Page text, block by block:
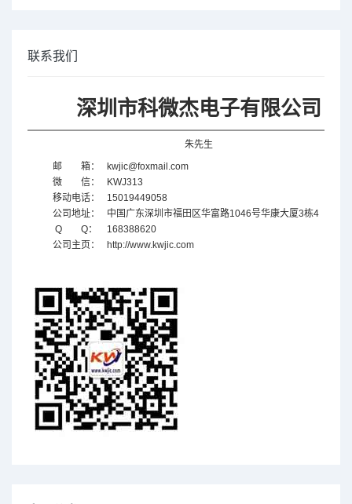
联系我们
深圳市科微杰电子有限公司
朱先生
邮 箱：
kwjic@foxmail.com
微 信：
KWJ313
移动电话：
15019449058
公司地址：
中国广东深圳市福田区华富路1046号华康大厦3栋4
Q Q：
168388620
公司主页：
http://www.kwjic.com